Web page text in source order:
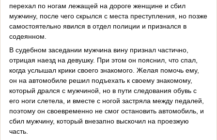
перехал по ногам лежащей на дороге женщине и сбил
мужчину, после чего скрылся с места преступления, но позже
самостоятельно явился в отдел полиции и признался в
содеянном.
В судебном заседании мужчина вину признал частично,
отрицая наезд на девушку. При этом он пояснил, что спал,
когда услышал крики своего знакомого. Желая помочь ему,
он на автомобиле решил подъехать к своему знакомому,
который дрался с мужчиной, но в пути следования обувь с
его ноги слетела, и вместе с ногой застряла между педалей,
поэтому он своевременно не смог остановить автомобиль, и
сбил мужчину, который внезапно выскочил на проезжую
часть.